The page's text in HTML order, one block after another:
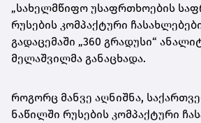
„სახელმწიფო უსაფრთხოების
რუსების კომპაქტური
გადაცემაში „360 გრადუსი“
მელაშვილმა განაცხადა.
როგორც მანვე აღნიშნა,
ნაწილში რუსების კომპაქტური